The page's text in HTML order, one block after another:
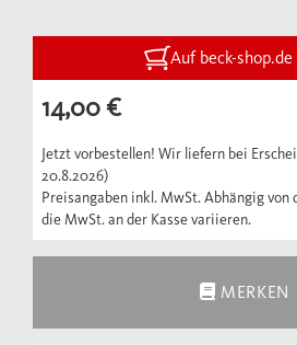
Auf beck-
14,00 €
Jetzt vorbestellen! Wir liefern bei
20.8.2026)
Preisangaben inkl. MwSt. Abhängig von
die MwSt. an der Kasse variieren.
MERKEN